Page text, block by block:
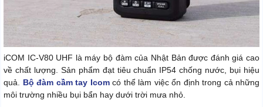
iCOM IC-V80 UHF là máy bộ đàm của Nhật Bản được đánh giá cao
về chất lượng. Sản phẩm đạt tiêu chuẩn IP54 chống nước, bụi hiệu
quả. Bộ đàm cầm tay Icomcó thể làm việc ổn định trong cả những
môi trường nhiều bụi bẩn hay dưới trời mưa nhỏ.